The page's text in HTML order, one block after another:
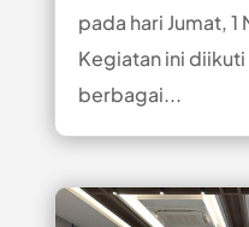
pada hari Jumat,
Kegiatan ini
berbagai...